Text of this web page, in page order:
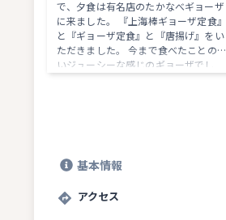
で、夕食は有名店のたかなべギョーザ
に来ました。 『上海棒ギョーザ定食』
と『ギョーザ定食』と『唐揚げ』をい
ただきました。 今まで食べたことのな
いジューシーな感じのギョーザでし
基本情報
アクセス